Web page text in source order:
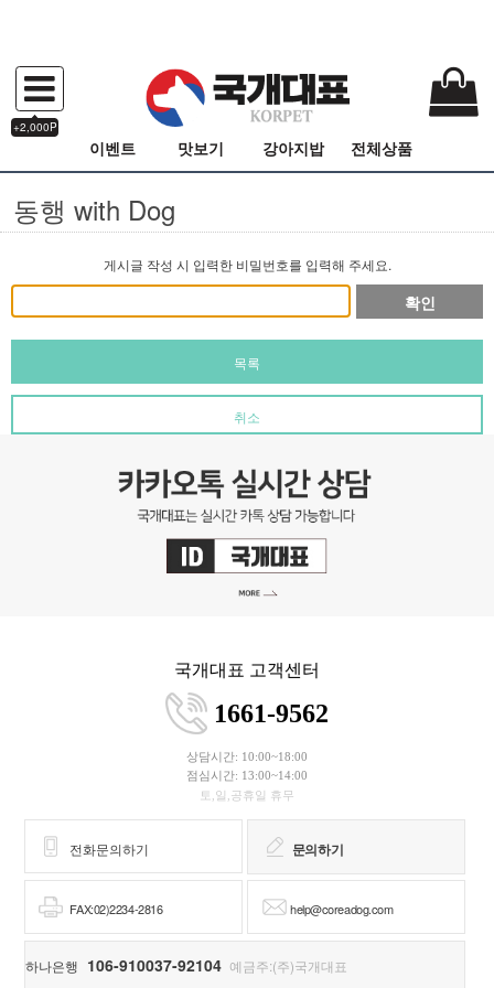
+2,000P
이벤트 맛보기 강아지밥 전체상품
동행 with Dog
게시글 작성 시 입력한 비밀번호를 입력해 주세요.
확인
목록
취소
국개대표 고객센터
1661-9562
상담시간: 10:00~18:00
점심시간: 13:00~14:00
토,일,공휴일 휴무
전화문의하기 문의하기
FAX:02)2234-2816 help@coreadog.com
하나은행 106-910037-92104 예금주:(주)국개대표